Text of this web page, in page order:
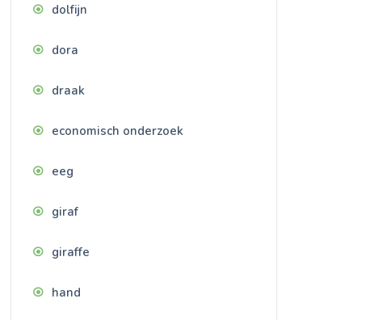
dolfijn
dora
draak
economisch onderzoek
eeg
giraf
giraffe
hand